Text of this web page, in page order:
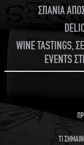
ΣΠΑΝΙΑ
WINE TASTINGS,
EVENTS
ΤΙ